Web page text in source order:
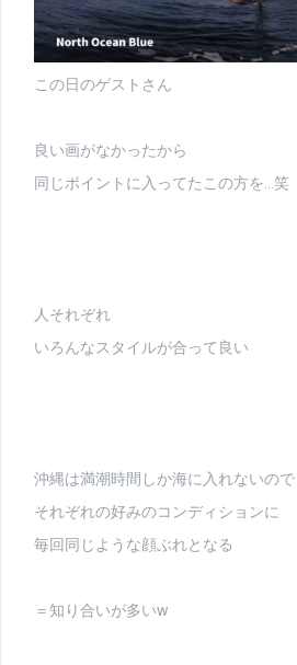
この日のゲストさん
良い画がなかったから
同じポイントに入ってたこの方を…笑
人それぞれ
いろんなスタイルが合って良い
沖縄は満潮時間しか海に入れないので
それぞれの好みのコンディションに
毎回同じような顔ぶれとなる
＝知り合いが多いw